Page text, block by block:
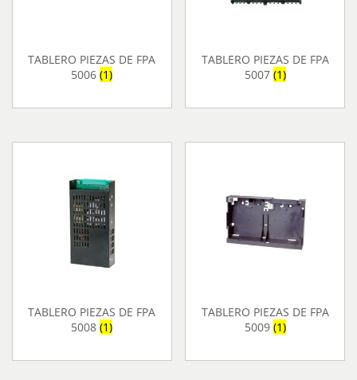
TABLERO PIEZAS DE FPA
5006(1)
TABLERO PIEZAS DE FPA
5007 (1)
TABLERO PIEZAS DE FPA
5008(1)
TABLERO PIEZAS DE FPA
5009 (1)